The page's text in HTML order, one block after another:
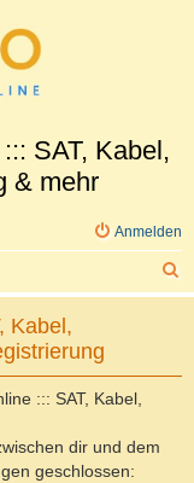
SAT, Kabel,
& mehr
Anmelden
u
Kabel,
::: SAT, Kabel,
dir und dem
geschlossen: